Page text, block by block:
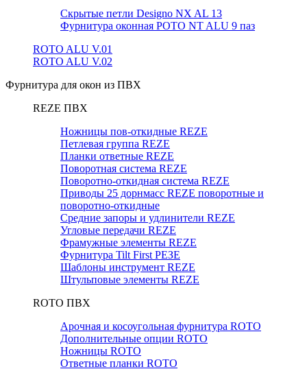
Скрытые петли Designo NX AL 13
Фурнитура оконная РОТО NT ALU 9 паз
ROTO ALU V.01
ROTO ALU V.02
Фурнитура для окон из ПВХ
REZE ПВХ
Ножницы пов-откидные REZE
Петлевая группа REZE
Планки ответные REZE
Поворотная система REZE
Поворотно-откидная система REZE
Приводы 25 дорнмасс REZE поворотные и
поворотно-откидные
Средние запоры и удлинители REZE
Угловые передачи REZE
Фрамужные элементы REZE
Фурнитура Tilt First РЕЗЕ
Шаблоны инструмент REZE
Штульповые элементы REZE
RОTO ПВХ
Арочная и косоугольная фурнитура ROTO
Дополнительные опции ROTO
Ножницы ROTO
Ответные планки ROTO